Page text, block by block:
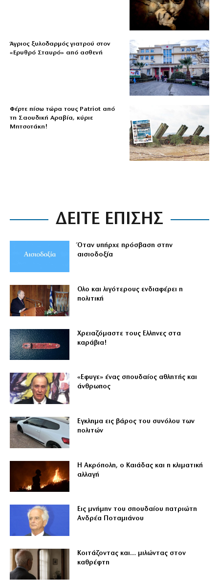
Άγριος ξυλοδαρμός γιατρού στον
«Ερυθρό Σταυρό» από ασθενή
Φέρτε πίσω τώρα τους Patriot από
τη Σαουδική Αραβία, κύριε
Μητσοτάκη!
ΔΕΙΤΕ ΕΠΙΣΗΣ
Όταν υπήρχε πρόσβαση στην
αισιοδοξία
Ολο και λιγότερους ενδιαφέρει η
πολιτική
Χρειαζόμαστε τους Eλληνες στα
καράβια!
«Εφυγε» ένας σπουδαίος αθλητής και
άνθρωπος
Εγκλημα εις βάρος του συνόλου των
πολιτών
Η Ακρόπολη, ο Καιάδας και η κλιματική
αλλαγή
Εις μνήμην του σπουδαίου πατριώτη
Ανδρέα Ποταμιάνου
Κοιτάζοντας και… μιλώντας στον
καθρέφτη